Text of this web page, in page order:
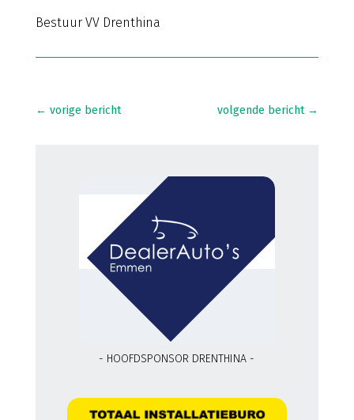
Bestuur VV Drenthina
← vorige bericht volgende bericht→
- HOOFDSPONSOR DRENTHINA -